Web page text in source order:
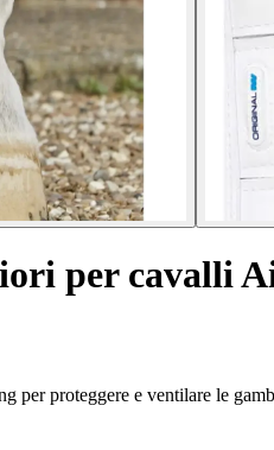
per cavalli
per proteggere e ventilare le